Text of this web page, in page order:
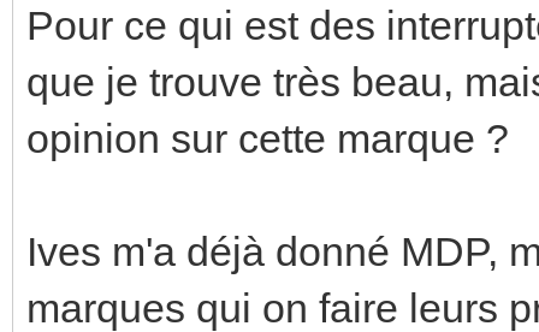
Pour ce qui est des
que je trouve très beau,
opinion sur cette marque ?
Ives m'a déjà donné MDP,
marques qui on faire leurs